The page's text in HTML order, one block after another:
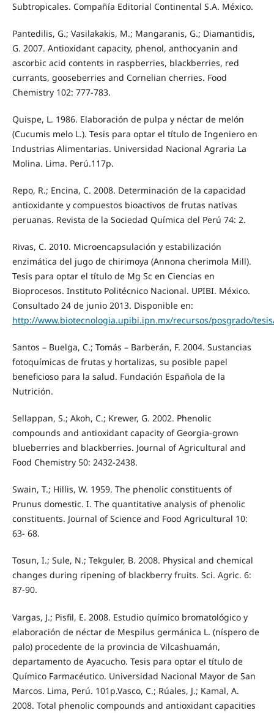
Subtropicales. Compañía Editorial Continental S.A. México.
Pantedilis, G.; Vasilakakis, M.; Mangaranis, G.; Diamantidis,
G. 2007. Antioxidant capacity, phenol, anthocyanin and
ascorbic acid contents in raspberries, blackberries, red
currants, gooseberries and Cornelian cherries. Food
Chemistry 102: 777-783.
Quispe, L. 1986. Elaboración de pulpa y néctar de melón
(Cucumis melo L.). Tesis para optar el título de Ingeniero en
Industrias Alimentarias. Universidad Nacional Agraria La
Molina. Lima. Perú.117p.
Repo, R.; Encina, C. 2008. Determinación de la capacidad
antioxidante y compuestos bioactivos de frutas nativas
peruanas. Revista de la Sociedad Química del Perú 74: 2.
Rivas, C. 2010. Microencapsulación y estabilización
enzimática del jugo de chirimoya (Annona cherimola Mill).
Tesis para optar el título de Mg Sc en Ciencias en
Bioprocesos. Instituto Politécnico Nacional. UPIBI. México.
Consultado 24 de junio 2013. Disponible en:
http://www.biotecnologia.upibi.ipn.mx/recursos/posgrado/
Santos – Buelga, C.; Tomás – Barberán, F. 2004. Sustancias
fotoquímicas de frutas y hortalizas, su posible papel
beneficioso para la salud. Fundación Española de la
Nutrición.
Sellappan, S.; Akoh, C.; Krewer, G. 2002. Phenolic
compounds and antioxidant capacity of Georgia-grown
blueberries and blackberries. Journal of Agricultural and
Food Chemistry 50: 2432-2438.
Swain, T.; Hillis, W. 1959. The phenolic constituents of
Prunus domestic. I. The quantitative analysis of phenolic
constituents. Journal of Science and Food Agricultural 10:
63- 68.
Tosun, I.; Sule, N.; Tekguler, B. 2008. Physical and chemical
changes during ripening of blackberry fruits. Sci. Agric. 6:
87-90.
Vargas, J.; Pisfil, E. 2008. Estudio químico bromatológico y
elaboración de néctar de Mespilus germánica L. (níspero de
palo) procedente de la provincia de Vilcashuamán,
departamento de Ayacucho. Tesis para optar el título de
Químico Farmacéutico. Universidad Nacional Mayor de San
Marcos. Lima, Perú. 101p.Vasco, C.; Rúales, J.; Kamal, A.
2008. Total phenolic compounds and antioxidant capacities